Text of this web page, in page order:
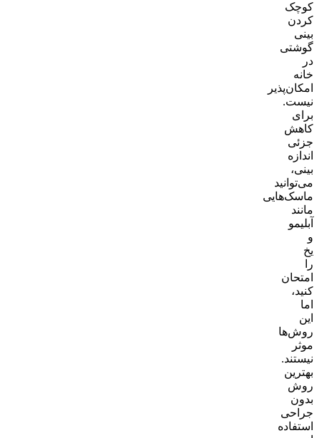
کوچک
کردن
بینی
گوشتی
در
خانه
امکان‌پذیر
نیست.
برای
کاهش
جزئی
اندازه
بینی،
می‌توانید
ماسک‌هایی
مانند
آبلیمو
و
یخ
را
امتحان
کنید،
اما
این
روش‌ها
موثر
نیستند.
بهترین
روش
بدون
جراحی
استفاده